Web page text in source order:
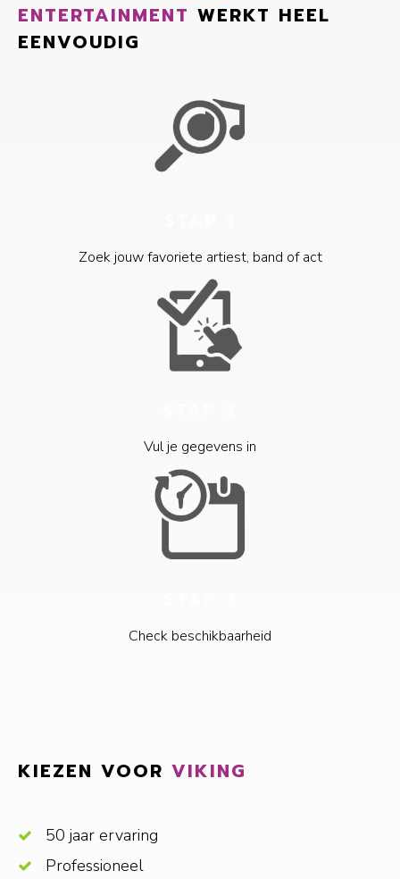
ENTERTAINMENT WERKT HEEL
EENVOUDIG
Zoek jouw favoriete artiest, band of act
Vul je gegevens in
Check beschikbaarheid
KIEZEN VOOR VIKING
50 jaar ervaring
Professioneel